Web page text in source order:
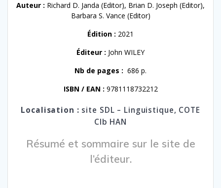
Auteur : Richard D. Janda (Editor), Brian D. Joseph (Editor),
Barbara S. Vance (Editor)
Édition : 2021
Éditeur : John WILEY
Nb de pages : 686 p.
ISBN / EAN : 9781118732212
Localisation : site SDL – Linguistique, COTE
CIb HAN
Résumé et sommaire sur le site de
l’éditeur.